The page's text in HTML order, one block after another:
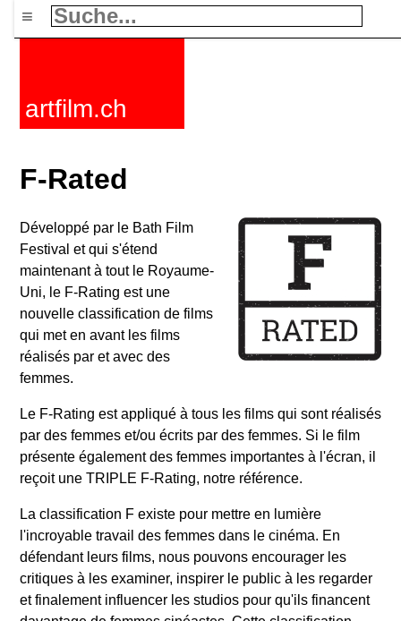
≡
artfilm.ch
F-Rated
Développé par le Bath Film
Festival et qui s'étend
maintenant à tout le Royaume-
Uni, le F-Rating est une
nouvelle classification de films
qui met en avant les films
réalisés par et avec des
femmes.
Le F-Rating est appliqué à tous les films qui sont réalisés
par des femmes et/ou écrits par des femmes. Si le film
présente également des femmes importantes à l'écran, il
reçoit une TRIPLE F-Rating, notre référence.
La classification F existe pour mettre en lumière
l'incroyable travail des femmes dans le cinéma. En
défendant leurs films, nous pouvons encourager les
critiques à les examiner, inspirer le public à les regarder
et finalement influencer les studios pour qu'ils financent